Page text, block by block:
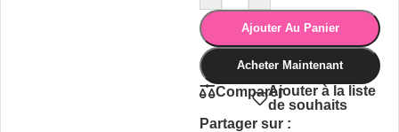
Ajouter Au Panier
Acheter Maintenant
ComparerAjouter à la liste
de souhaits
Partager sur :